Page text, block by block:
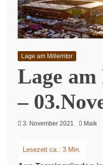
Lage am Millerntor
Lage
–
3. November 2021 Maik